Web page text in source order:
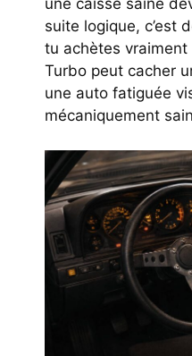
une caisse saine
suite logique, c’est
tu achètes vraiment
Turbo peut cacher
une auto fatiguée
mécaniquement